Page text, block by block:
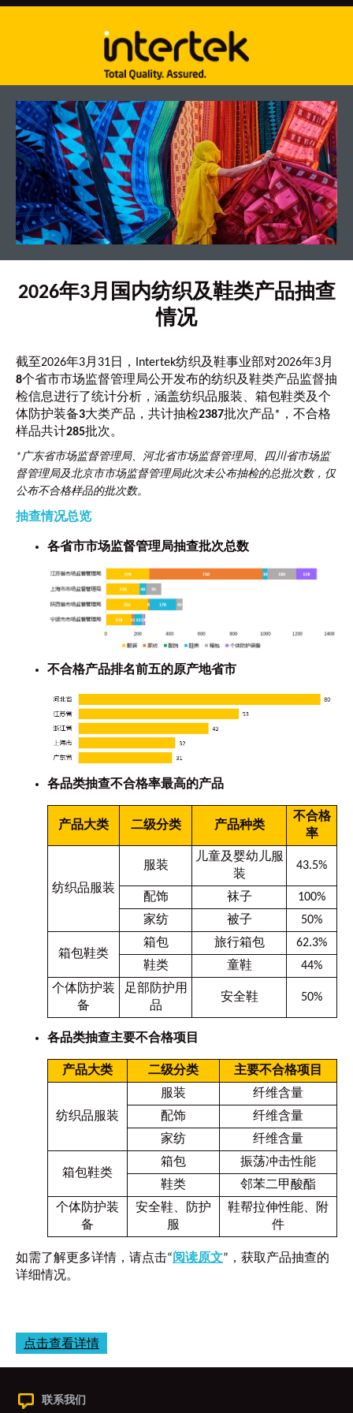
2026年3月国内纺织及鞋类产品抽查
情况
截至2026年3月31日，Intertek纺织及鞋事业部对2026年3月
8个省市市场监督管理局公开发布的纺织及鞋类产品监督抽
检信息进行了统计分析，涵盖纺织品服装、箱包鞋类及个
体防护装备3大类产品，共计抽检2387批次产品*，不合格
样品共计285批次。
*广东省市场监督管理局、河北省市场监督管理局、四川省市场监
督管理局及北京市市场监督管理局此次未公布抽检的总批次数，仅
公布不合格样品的批次数。
抽查情况总览
各省市市场监督管理局抽查批次总数
不合格产品排名前五的原产地省市
各品类抽查不合格率最高的产品
产品大类 二级分类 产品种类
不合格
率
纺织品服装
服装
儿童及婴幼儿服
装
43.5%
配饰 袜子
100%
家纺
被子 50%
箱包鞋类
箱包 旅行箱包
62.3%
鞋类
童鞋
44%
个体防护装
备
足部防护用
品
安全鞋 50%
各品类抽查主要不合格项目
产品大类 二级分类 主要不合格项目
纺织品服装
服装
纤维含量
配饰
纤维含量
家纺
纤维含量
箱包鞋类
箱包
振荡冲击性能
鞋类
邻苯二甲酸酯
个体防护装
备
安全鞋、防护
服
鞋帮拉伸性能、附
件
如需了解更多详情，请点击“ 阅读原文”，获取产品抽查的
详细情况。
点击查看详情
联系我们